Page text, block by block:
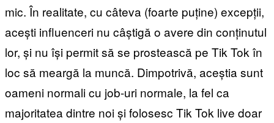
mic. În realitate, cu câteva (foarte puține) excepții,
acești influenceri nu câștigă o avere din conținutul
lor, și nu își permit să se prostească pe Tik Tok în
loc să meargă la muncă. Dimpotrivă, aceștia sunt
oameni normali cu job-uri normale, la fel ca
majoritatea dintre noi și folosesc Tik Tok live doar